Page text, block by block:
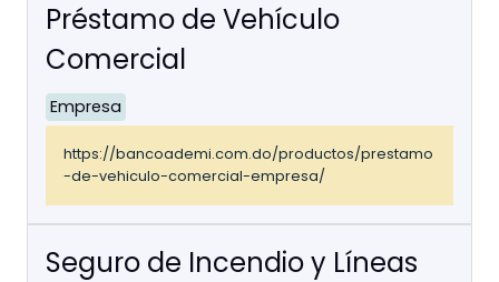
Préstamo de Vehículo
Comercial
Empresa
https://bancoademi.com.do/productos/prestamo
-de-vehiculo-comercial-empresa/
Seguro de Incendio y Líneas